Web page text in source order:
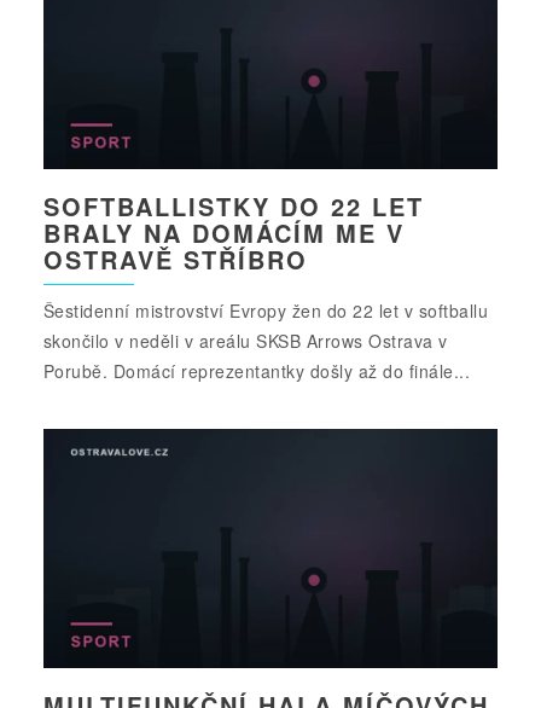
SOFTBALLISTKY DO 22 LET
BRALY NA DOMÁCÍM ME V
OSTRAVĚ STŘÍBRO
Šestidenní mistrovství Evropy žen do 22 let v softballu
skončilo v neděli v areálu SKSB Arrows Ostrava v
Porubě. Domácí reprezentantky došly až do finále...